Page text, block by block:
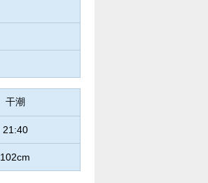
干潮
21:40
102cm